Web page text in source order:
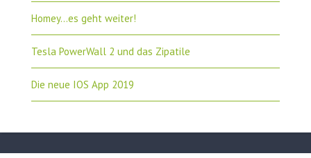
Homey…es geht weiter!
Tesla PowerWall 2 und das Zipatile
Die neue IOS App 2019